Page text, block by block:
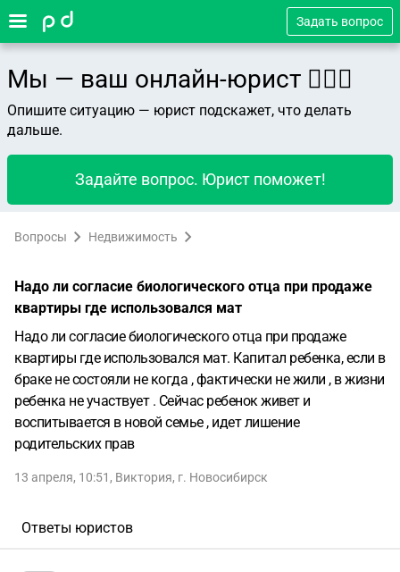
Задать вопрос
Мы — ваш онлайн-юрист 👨🏻‍⚖️
Опишите ситуацию — юрист подскажет, что делать
дальше.
Задайте вопрос. Юрист поможет!
Вопросы Недвижимость
Надо ли согласие биологического отца при продаже
квартиры где использовался мат
Надо ли согласие биологического отца при продаже
квартиры где использовался мат. Капитал ребенка, если в
браке не состояли не когда , фактически не жили , в жизни
ребенка не участвует . Сейчас ребенок живет и
воспитывается в новой семье , идет лишение
родительских прав
13 апреля, 10:51 , Виктория, г. Новосибирск
Ответы юристов